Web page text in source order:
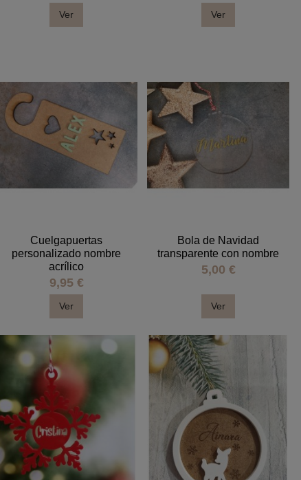
Ver Ver
Cuelgapuertas
personalizado nombre
acrílico
9,95 €
Ver
Bola de Navidad
transparente con nombre
5,00 €
Ver